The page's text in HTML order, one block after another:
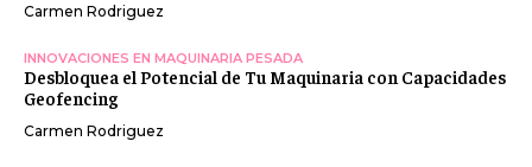
Carmen Rodriguez
INNOVACIONES EN MAQUINARIA PESADA
Desbloquea el Potencial de Tu Maquinaria con Capacidades
Geofencing
Carmen Rodriguez